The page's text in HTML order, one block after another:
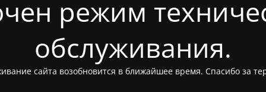
режим
обслуживания.
сайта возобновится в ближайшее время. Спасибо за